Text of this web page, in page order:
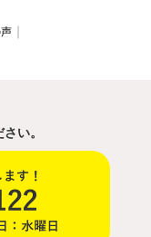
い。